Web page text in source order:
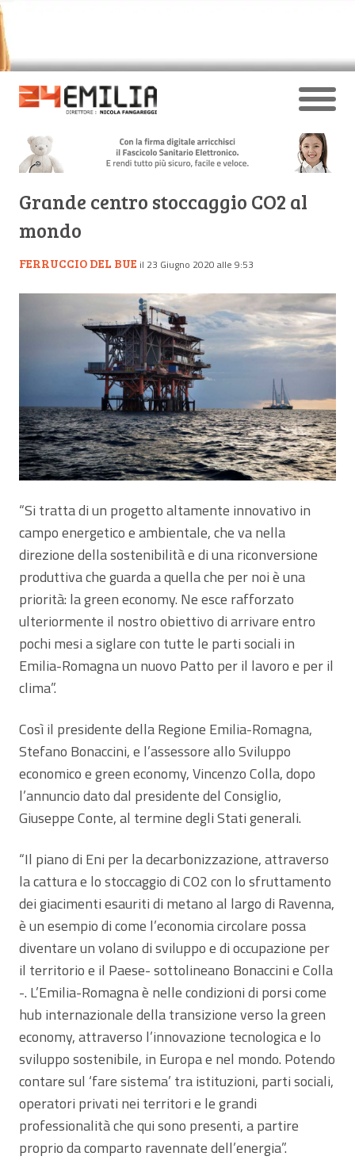
Grande centro stoccaggio CO2 al
mondo
FERRUCCIO DEL BUE il 23 Giugno 2020 alle 9:53
“Si tratta di un progetto altamente innovativo in
campo energetico e ambientale, che va nella
direzione della sostenibilità e di una riconversione
produttiva che guarda a quella che per noi è una
priorità: la green economy. Ne esce rafforzato
ulteriormente il nostro obiettivo di arrivare entro
pochi mesi a siglare con tutte le parti sociali in
Emilia-Romagna un nuovo Patto per il lavoro e per il
clima”.
Così il presidente della Regione Emilia-Romagna,
Stefano Bonaccini, e l’assessore allo Sviluppo
economico e green economy, Vincenzo Colla, dopo
l’annuncio dato dal presidente del Consiglio,
Giuseppe Conte, al termine degli Stati generali.
“Il piano di Eni per la decarbonizzazione, attraverso
la cattura e lo stoccaggio di CO2 con lo sfruttamento
dei giacimenti esauriti di metano al largo di Ravenna,
è un esempio di come l’economia circolare possa
diventare un volano di sviluppo e di occupazione per
il territorio e il Paese- sottolineano Bonaccini e Colla
-. L’Emilia-Romagna è nelle condizioni di porsi come
hub internazionale della transizione verso la green
economy, attraverso l’innovazione tecnologica e lo
sviluppo sostenibile, in Europa e nel mondo. Potendo
contare sul ‘fare sistema’ tra istituzioni, parti sociali,
operatori privati nei territori e le grandi
professionalità che qui sono presenti, a partire
proprio da comparto ravennate dell’energia”.